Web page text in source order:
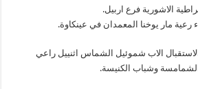
الاب شموئيل الشماس اثنييل راعي
الشمامسة وشباب الكنيسة.